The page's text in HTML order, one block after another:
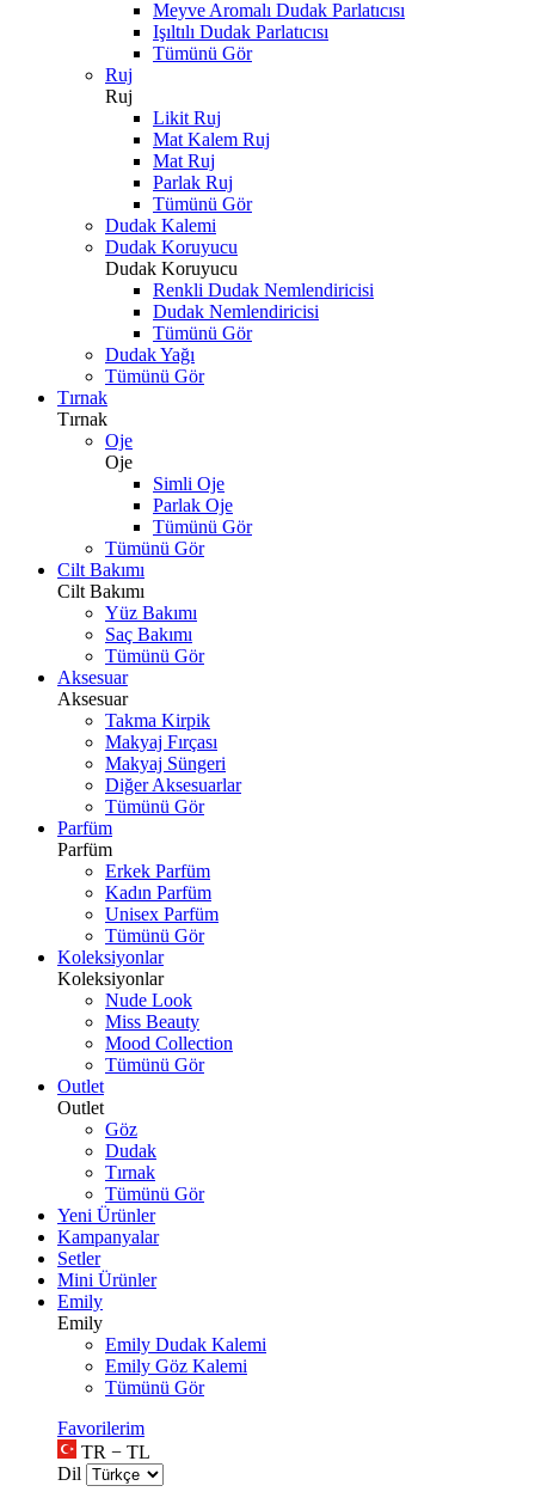
Meyve Aromalı Dudak Parlatıcısı
Işıltılı Dudak Parlatıcısı
Tümünü Gör
Ruj
Ruj
Likit Ruj
Mat Kalem Ruj
Mat Ruj
Parlak Ruj
Tümünü Gör
Dudak Kalemi
Dudak Koruyucu
Dudak Koruyucu
Renkli Dudak Nemlendiricisi
Dudak Nemlendiricisi
Tümünü Gör
Dudak Yağı
Tümünü Gör
Tırnak
Tırnak
Oje
Oje
Simli Oje
Parlak Oje
Tümünü Gör
Tümünü Gör
Cilt Bakımı
Cilt Bakımı
Yüz Bakımı
Saç Bakımı
Tümünü Gör
Aksesuar
Aksesuar
Takma Kirpik
Makyaj Fırçası
Makyaj Süngeri
Diğer Aksesuarlar
Tümünü Gör
Parfüm
Parfüm
Erkek Parfüm
Kadın Parfüm
Unisex Parfüm
Tümünü Gör
Koleksiyonlar
Koleksiyonlar
Nude Look
Miss Beauty
Mood Collection
Tümünü Gör
Outlet
Outlet
Göz
Dudak
Tırnak
Tümünü Gör
Yeni Ürünler
Kampanyalar
Setler
Mini Ürünler
Emily
Emily
Emily Dudak Kalemi
Emily Göz Kalemi
Tümünü Gör
Favorilerim
TR − TL
Dil